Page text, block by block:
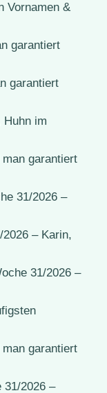
Vornamen &
garantiert
garantiert
Huhn im
garantiert
31/2026 –
– Karin,
31/2026 –
garantiert
31/2026 –